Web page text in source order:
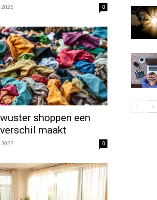
0
shoppen een
maakt
0